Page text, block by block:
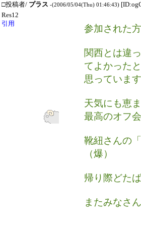
□投稿者/ プラス -(2006/05/04(Thu) 01:46:43)
Res12
引用
参加された
関西とは違
てよかったと
思っていま
天気にも恵
最高のオフ
靴紐さんの
（爆）
帰り際どた
またみなさ